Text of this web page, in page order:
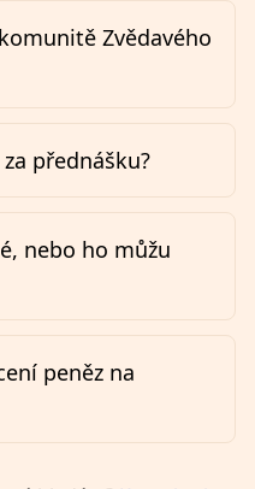
Zvědavého
přednášku?
nebo ho můžu
peněz na